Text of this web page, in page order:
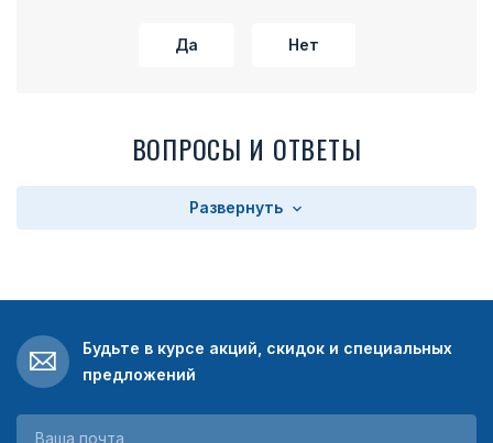
Да Нет
ВОПРОСЫ И ОТВЕТЫ
Развернуть
Будьте в курсе акций, скидок и специальных
предложений